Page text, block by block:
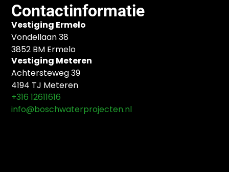
Contactinformatie
Vestiging Ermelo
Vondellaan 38
3852 BM Ermelo
Vestiging Meteren
Achtersteweg 39
4194 TJ Meteren
+316 12611616
info@boschwaterprojecten.nl